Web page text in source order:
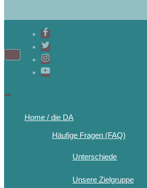
Home / die DA
Häufige Fragen (FAQ)
Unterschiede
Unsere Zielgruppe